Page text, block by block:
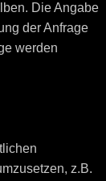
Die Angabe
der Anfrage
werden
z.B.